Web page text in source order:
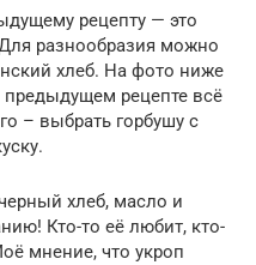
рецепту — это
разнообразия можно
хлеб. На фото ниже
предыдущем рецепте всё
– выбрать горбушу с
хлеб, масло и
Кто-то её любит, кто-
мнение, что укроп